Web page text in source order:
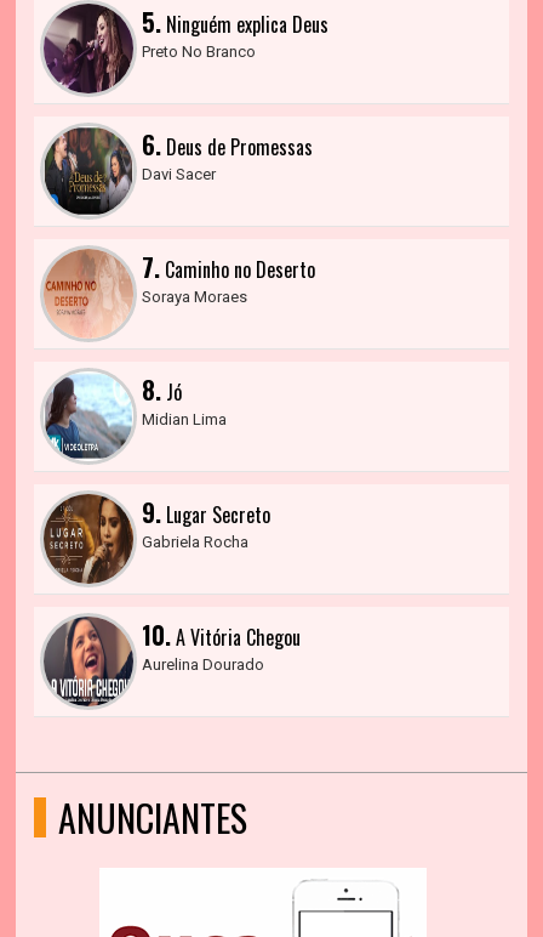
5. Ninguém explica Deus
Preto No Branco
6. Deus de Promessas
Davi Sacer
7. Caminho no Deserto
Soraya Moraes
8. Jó
Midian Lima
9. Lugar Secreto
Gabriela Rocha
10.A Vitória Chegou
Aurelina Dourado
ANUNCIANTES